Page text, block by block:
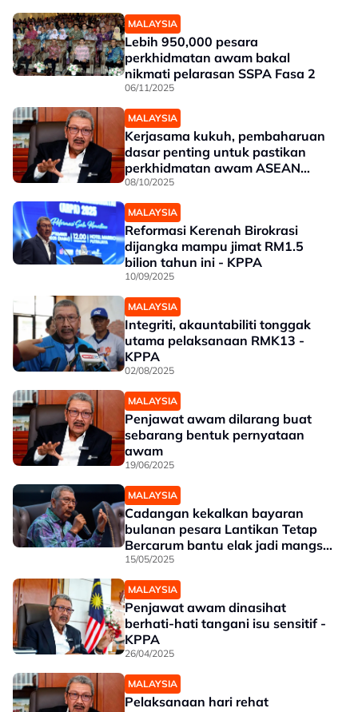
MALAYSIA
Lebih 950,000 pesara
perkhidmatan awam bakal
nikmati pelarasan SSPA Fasa 2
06/11/2025
MALAYSIA
Kerjasama kukuh, pembaharuan
dasar penting untuk pastikan
perkhidmatan awam ASEAN
kekal relevan - KPPA
08/10/2025
MALAYSIA
Reformasi Kerenah Birokrasi
dijangka mampu jimat RM1.5
bilion tahun ini - KPPA
10/09/2025
MALAYSIA
Integriti, akauntabiliti tonggak
utama pelaksanaan RMK13 -
KPPA
02/08/2025
MALAYSIA
Penjawat awam dilarang buat
sebarang bentuk pernyataan
awam
19/06/2025
MALAYSIA
Cadangan kekalkan bayaran
bulanan pesara Lantikan Tetap
Bercarum bantu elak jadi mangsa
penipuan
15/05/2025
MALAYSIA
Penjawat awam dinasihat
berhati-hati tangani isu sensitif -
KPPA
26/04/2025
MALAYSIA
Pelaksanaan hari rehat